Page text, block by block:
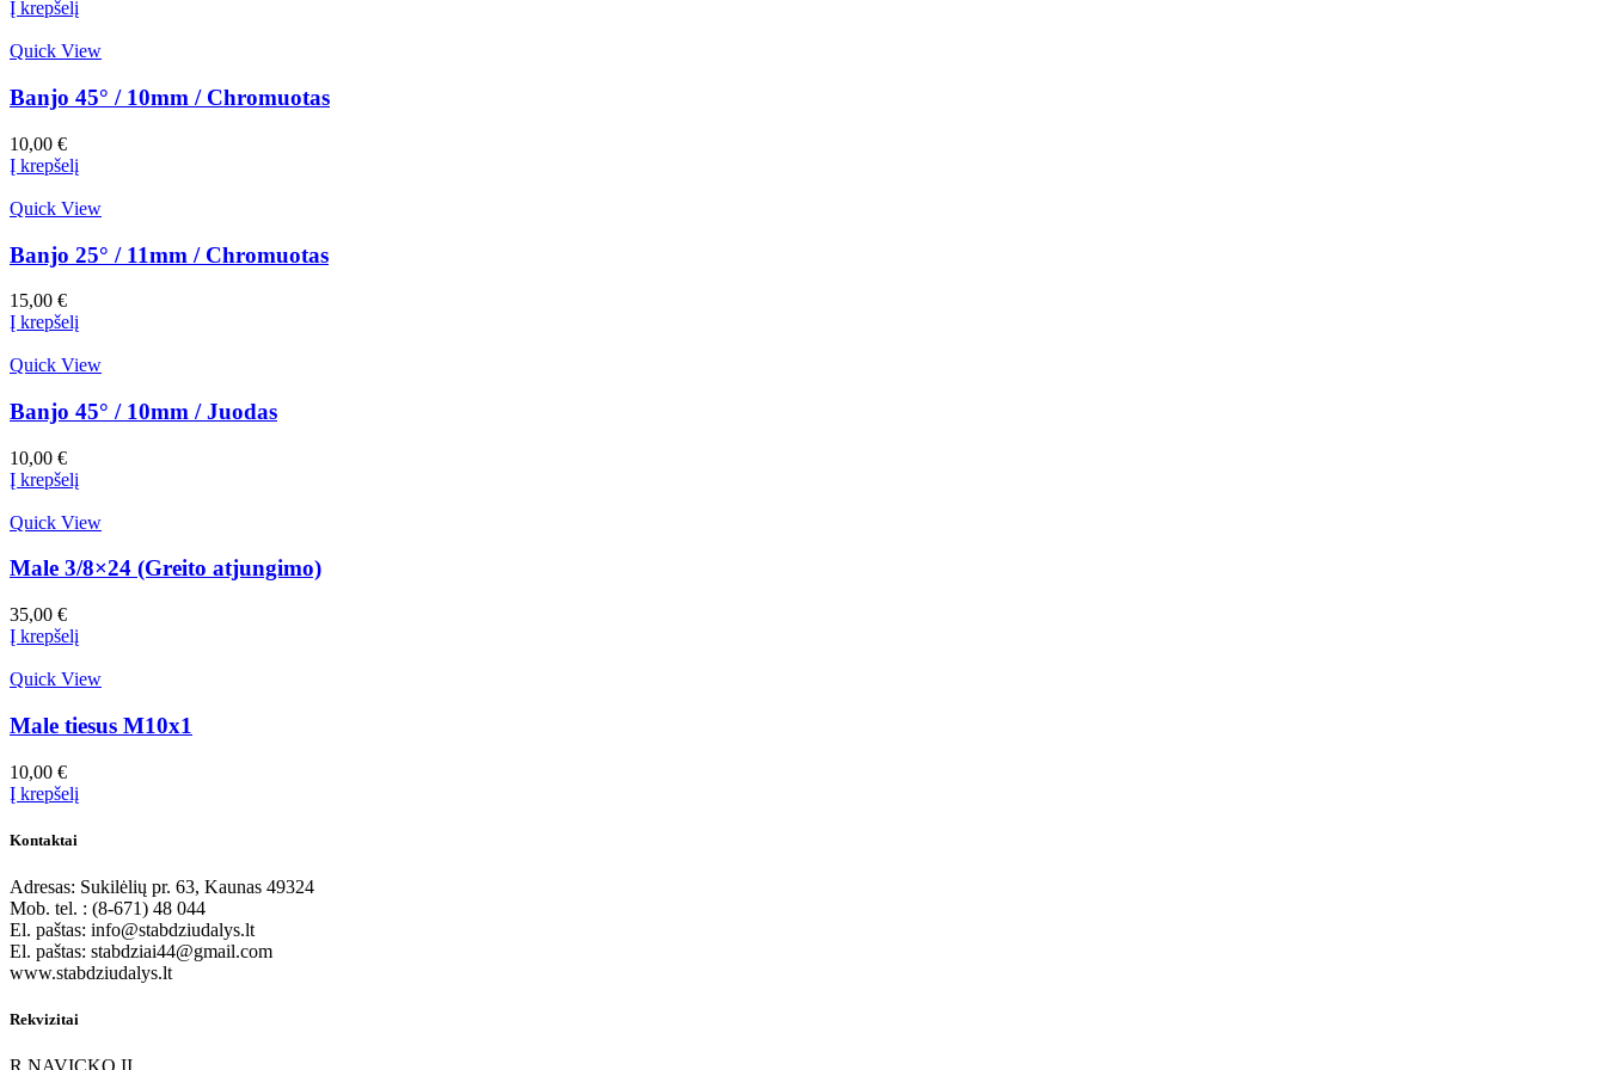
Į krepšelį
Quick View
Banjo 45° / 10mm / Chromuotas
10,00 €
Į krepšelį
Quick View
Banjo 25° / 11mm / Chromuotas
15,00 €
Į krepšelį
Quick View
Banjo 45° / 10mm / Juodas
10,00 €
Į krepšelį
Quick View
Male 3/8×24 (Greito atjungimo)
35,00 €
Į krepšelį
Quick View
Male tiesus M10x1
10,00 €
Į krepšelį
Kontaktai
Adresas: Sukilėlių pr. 63, Kaunas 49324
Mob. tel. : (8-671) 48 044
El. paštas: info@stabdziudalys.lt
El. paštas: stabdziai44@gmail.com
www.stabdziudalys.lt
Rekvizitai